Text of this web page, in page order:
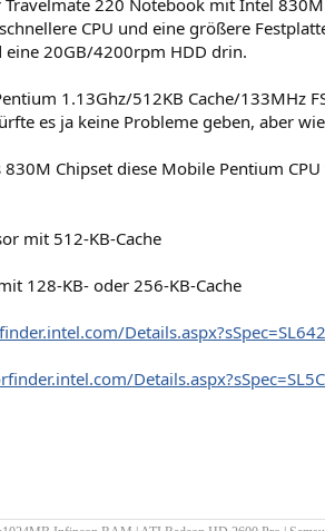
220 Notebook mit Intel
CPU und eine größere
eine 20GB/4200rpm HDD drin.
1.13Ghz/512KB Cache/133MHz
es ja keine Probleme geben, aber
Chipset diese Mobile Pentium
mit 512-KB-Cache
128-KB- oder 256-KB-Cache
Details.aspx?sSpec=SL642